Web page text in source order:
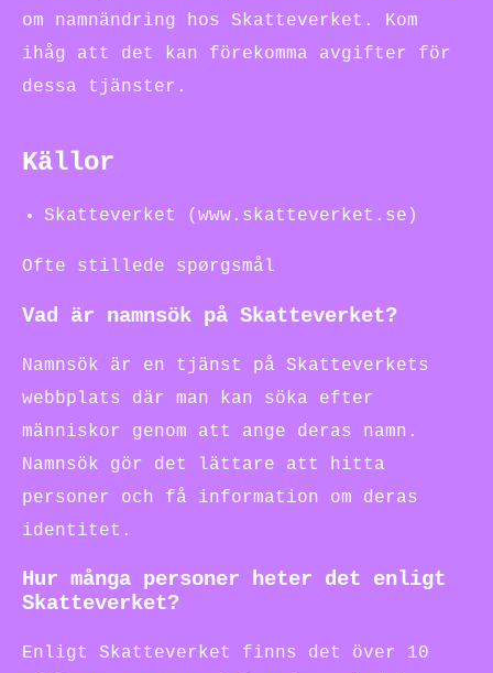
om namnändring hos Skatteverket. Kom
ihåg att det kan förekomma avgifter för
dessa tjänster.
Källor
Skatteverket (www.skatteverket.se)
Ofte stillede spørgsmål
Vad är namnsök på Skatteverket?
Namnsök är en tjänst på Skatteverkets
webbplats där man kan söka efter
människor genom att ange deras namn.
Namnsök gör det lättare att hitta
personer och få information om deras
identitet.
Hur många personer heter det enligt
Skatteverket?
Enligt Skatteverket finns det över 10